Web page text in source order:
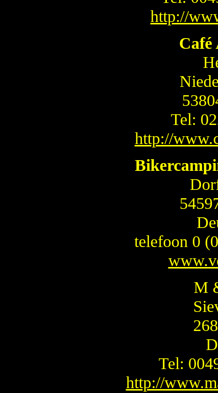
http://
Café
Tel:
http://
telefoon 0
M
Tel:
http://